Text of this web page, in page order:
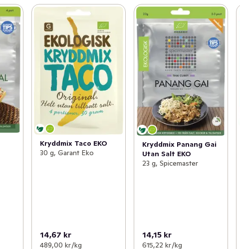
Kryddmix Taco EKO
30 g, Garant Eko
14,67 kr
489,00 kr /kg
Kryddmix Panang Gai
Utan Salt EKO
23 g, Spicemaster
14,15 kr
615,22 kr /kg